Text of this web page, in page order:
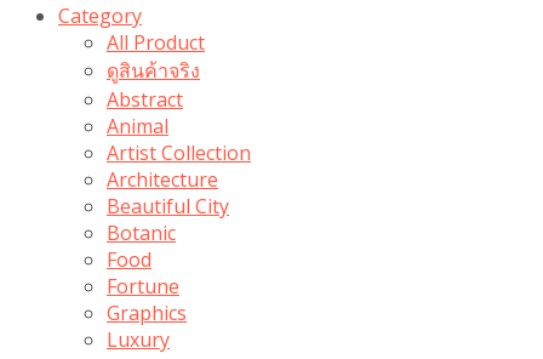
Category
All Product
ดูสินค้าจริง
Abstract
Animal
Artist Collection
Architecture
Beautiful City
Botanic
Food
Fortune
Graphics
Luxury